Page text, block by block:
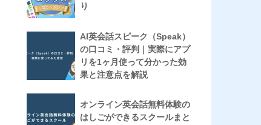
り
AI英会話スピーク（Speak）
の口コミ・評判｜実際にアプ
リを1ヶ月使って分かった効
果と注意点を解説
オンライン英会話無料体験の
はしごができるスクールまと